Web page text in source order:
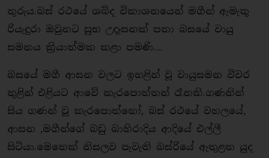
තුරුය.බස් රථයේ ශබ්ද විකාශනයෙන් මගීන් ඇමැතූ
රියැදුරා ඔවුනට සුභ උදෑසනක් පතා බසයේ වායු
සමනය ක්‍රියාත්මක කළා පමණි....
බසයේ මගී ආසන වලට ඉහළින් වූ වායුසමන විවර
තුළින් එළියට ආවේ කැරපොත්තන් රෑනකි.ගණනින්
සිය ගණන් වූ කැරපොත්තෝ, බස් රථයේ වහලයේ,
ආසන ,මගීන්ගේ බඩු බාහිරාදිය ආදියේ එල්ලී
සිටියා.මෙතෙක් නිසලව පැවැති බස්රියේ ඇතුළත යුද